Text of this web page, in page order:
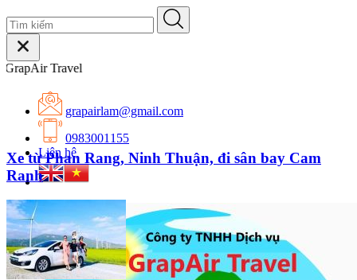
grapairlam@gmail.com
0983001155
Liên hệ
Xe từ Phan Rang, Ninh Thuận, đi sân bay Cam
Ranh